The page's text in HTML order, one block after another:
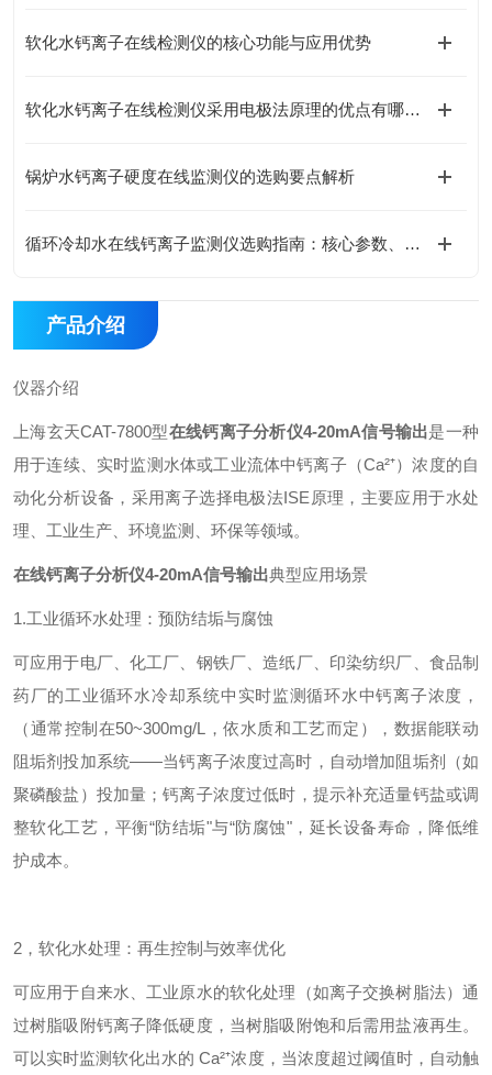
软化水钙离子在线检测仪的核心功能与应用优势
软化水钙离子在线检测仪采用电极法原理的优点有哪些？
锅炉水钙离子硬度在线监测仪的选购要点解析
循环冷却水在线钙离子监测仪选购指南：核心参数、技术原理与工况适配全解析
产品介绍
仪器介绍
上海玄天CAT-7800型在线钙离子分析仪4-20mA信号输出是一种
用于连续、实时监测水体或工业流体中钙离子（Ca²⁺）浓度的自
动化分析设备，采用离子选择电极法ISE原理，主要应用于水处
理、工业生产、环境监测、环保等领域。
在线钙离子分析仪4-20mA信号输出典型应用场景
1.工业循环水处理：预防结垢与腐蚀
可应用于电厂、化工厂、钢铁厂、造纸厂、印染纺织厂、食品制
药厂的工业循环水冷却系统中实时监测循环水中钙离子浓度，
（通常控制在50~300mg/L，依水质和工艺而定），数据能联动
阻垢剂投加系统——当钙离子浓度过高时，自动增加阻垢剂（如
聚磷酸盐）投加量；钙离子浓度过低时，提示补充适量钙盐或调
整软化工艺，平衡“防结垢"与“防腐蚀"，延长设备寿命，降低维
护成本。
2，软化水处理：再生控制与效率优化
可应用于自来水、工业原水的软化处理（如离子交换树脂法）通
过树脂吸附钙离子降低硬度，当树脂吸附饱和后需用盐液再生。
可以实时监测软化出水的 Ca²⁺浓度，当浓度超过阈值时，自动触